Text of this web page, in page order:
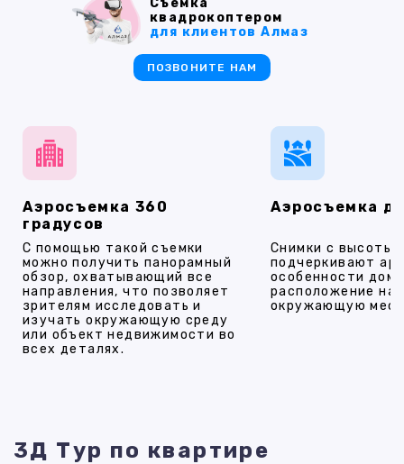
Аэросъемка 360
градусов
С помощью такой съемки
можно получить панорамный
обзор, охватывающий все
направления, что позволяет
зрителям исследовать и
изучать окружающую среду
или объект недвижимости во
всех деталях.
Аэросъемка
Снимки с высоты
подчеркивают
особенности
расположение на
окружающую
Съемка
квадрокоптером
для клиентов Алмаз
ПОЗВОНИТЕ НАМ
3Д Тур по квартире